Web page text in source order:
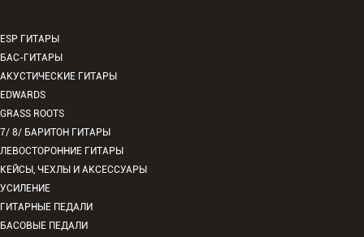
ESP ГИТАРЫ
БАС-ГИТАРЫ
АКУСТИЧЕСКИЕ ГИТАРЫ
EDWARDS
GRASS ROOTS
7/ 8/ БАРИТОН ГИТАРЫ
ЛЕВОСТОРОННИЕ ГИТАРЫ
КЕЙСЫ, ЧЕХЛЫ И АКСЕССУАРЫ
УСИЛЕНИЕ
ГИТАРНЫЕ ПЕДАЛИ
БАСОВЫЕ ПЕДАЛИ